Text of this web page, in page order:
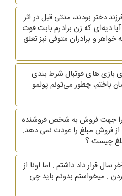
من متاهل و دارای 2 فرزند دختر بودند، مدتی قبل در اثر
دیه‌ای که زن برادرم بابت فوت
خواهر و برادران متوفی نیز تعلق
بازی های فوتبال شرط بندی
میلیون تومان باختم، چطور می‌تونم پولمو
کیلو برنج را جهت فروش به شخص فروشنده
از فروش مبلغ را عودت نمی دهد.
چیست ؟
سال قرار داد داشتم . اما اونا از
. میخواستم بدونم باید چی